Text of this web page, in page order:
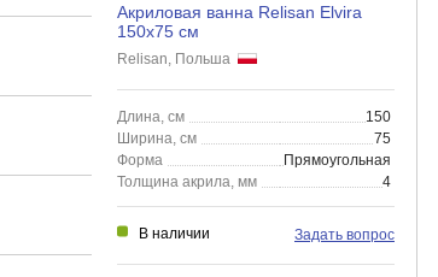
Акриловая ванна Relisan Elvira
150x75 см
Relisan, Польша
Длина, см
150
Ширина, см
75
Форма
Прямоугольная
Толщина акрила, мм
4
В наличии Задать вопрос